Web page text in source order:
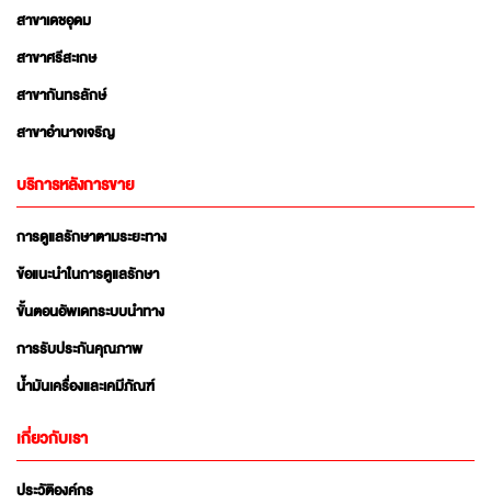
สาขาเดชอุดม
สาขาศรีสะเกษ
สาขากันทรลักษ์
สาขาอำนาจเจริญ
บริการหลังการขาย
การดูแลรักษาตามระยะทาง
ข้อแนะนำในการดูแลรักษา
ขั้นตอนอัพเดทระบบนำทาง
การรับประกันคุณภาพ
น้ำมันเครื่องและเคมีภัณฑ์
เกี่ยวกับเรา
ประวัติองค์กร